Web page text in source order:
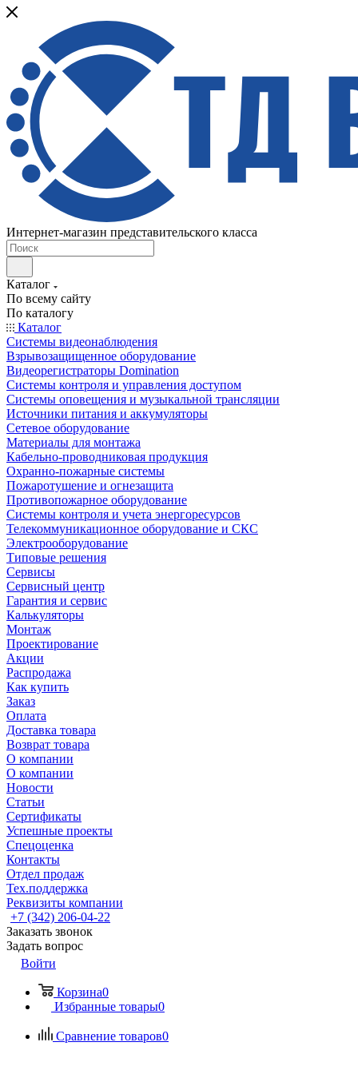
Интернет-магазин представительского класса
Каталог
По всему сайту
По каталогу
Каталог
Системы видеонаблюдения
Взрывозащищенное оборудование
Видеорегистраторы Domination
Системы контроля и управления доступом
Системы оповещения и музыкальной трансляции
Источники питания и аккумуляторы
Сетевое оборудование
Материалы для монтажа
Кабельно-проводниковая продукция
Охранно-пожарные системы
Пожаротушение и огнезащита
Противопожарное оборудование
Системы контроля и учета энергоресурсов
Телекоммуникационное оборудование и СКС
Электрооборудование
Типовые решения
Сервисы
Сервисный центр
Гарантия и сервис
Калькуляторы
Монтаж
Проектирование
Акции
Распродажа
Как купить
Заказ
Оплата
Доставка товара
Возврат товара
О компании
О компании
Новости
Статьи
Сертификаты
Успешные проекты
Спецоценка
Контакты
Отдел продаж
Тех.поддержка
Реквизиты компании
+7 (342) 206-04-22
Заказать звонок
Задать вопрос
Войти
Корзина0
Избранные товары0
Сравнение товаров0